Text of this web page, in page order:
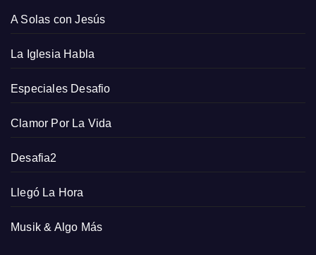
A Solas con Jesús
La Iglesia Habla
Especiales Desafio
Clamor Por La Vida
Desafia2
Llegó La Hora
Musik & Algo Más